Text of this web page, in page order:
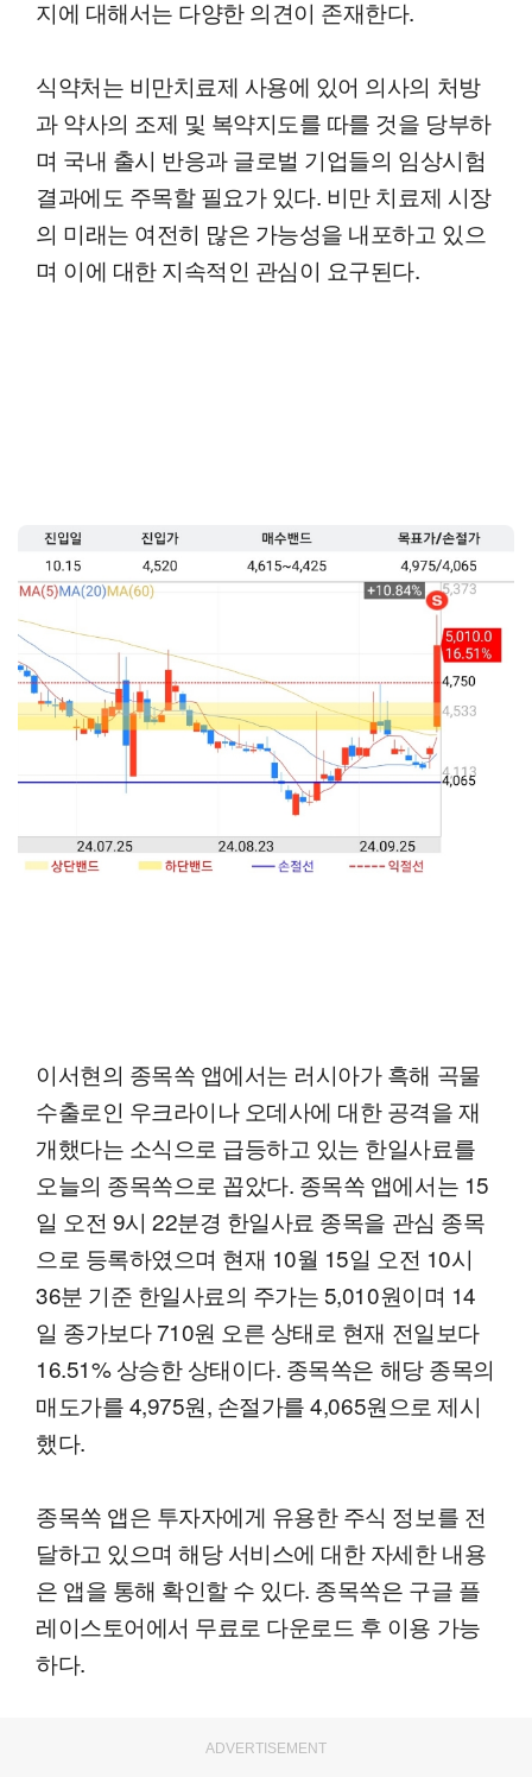
지에 대해서는 다양한 의견이 존재한다.
식약처는 비만치료제 사용에 있어 의사의 처방
과 약사의 조제 및 복약지도를 따를 것을 당부하
며 국내 출시 반응과 글로벌 기업들의 임상시험
결과에도 주목할 필요가 있다. 비만 치료제 시장
의 미래는 여전히 많은 가능성을 내포하고 있으
며 이에 대한 지속적인 관심이 요구된다.
이서현의 종목쏙 앱에서는 러시아가 흑해 곡물
수출로인 우크라이나 오데사에 대한 공격을 재
개했다는 소식으로 급등하고 있는 한일사료를
오늘의 종목쏙으로 꼽았다. 종목쏙 앱에서는 15
일 오전 9시 22분경 한일사료 종목을 관심 종목
으로 등록하였으며 현재 10월 15일 오전 10시
36분 기준 한일사료의 주가는 5,010원이며 14
일 종가보다 710원 오른 상태로 현재 전일보다
16.51% 상승한 상태이다. 종목쏙은 해당 종목의
매도가를 4,975원, 손절가를 4,065원으로 제시
했다.
종목쏙 앱은 투자자에게 유용한 주식 정보를 전
달하고 있으며 해당 서비스에 대한 자세한 내용
은 앱을 통해 확인할 수 있다. 종목쏙은 구글 플
레이스토어에서 무료로 다운로드 후 이용 가능
하다.
ADVERTISEMENT